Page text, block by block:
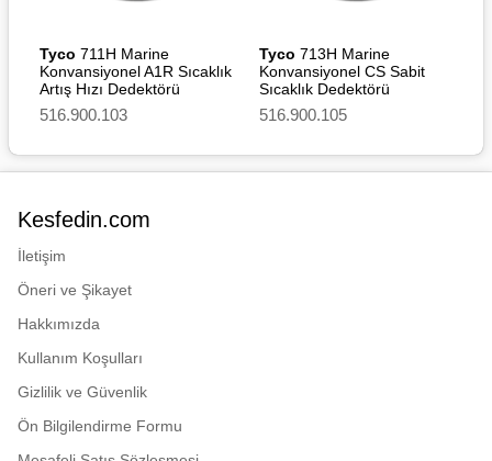
Teknik Özellikleri
Çalışma gerilimi 10,5-33
Vdc
Ortalama hareketsiz akım 37
μA
Tyco 711H Marine
Konvansiyonel A1R Sıcaklık
Artış Hızı Dedektörü
516.900.103
Tyco 713H Marine
Konvansiyonel CS Sabit
Sıcaklık Dedektörü
516.900.105
Kesfedin.com
İletişim
Öneri ve Şikayet
Hakkımızda
Kullanım Koşulları
Gizlilik ve Güvenlik
Ön Bilgilendirme Formu